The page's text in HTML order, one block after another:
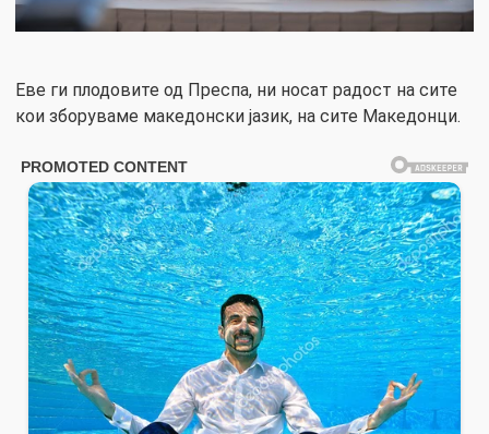
Еве ги плодовите од Преспа, ни носат радост на сите
кои зборуваме македонски јазик, на сите Македонци.